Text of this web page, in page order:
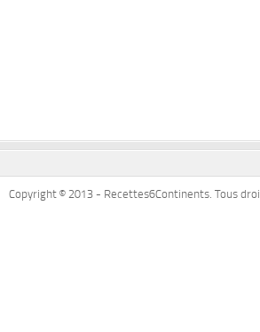
Copyright © 2013 - Recettes6Continents. Tous